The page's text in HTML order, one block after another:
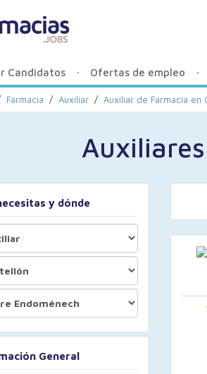
Candidatos Ofertas de empleo
Farmacia / Auxiliar / Auxiliar de Farmacia en
y dónde
General